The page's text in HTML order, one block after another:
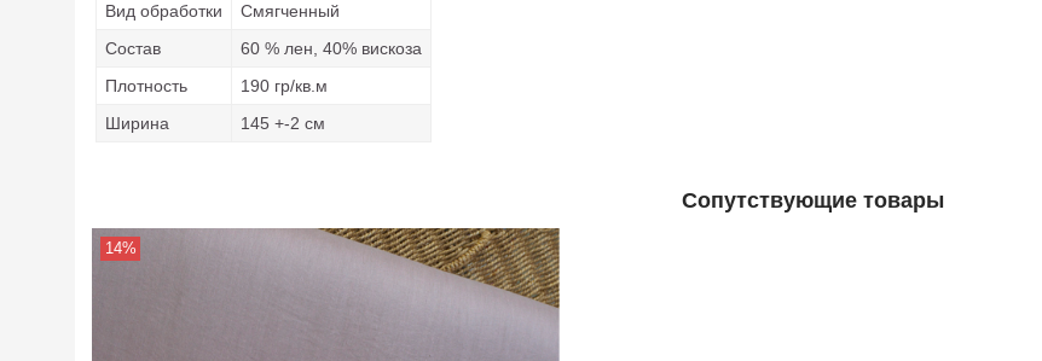
Вид обработки
Смягченный
Состав
60 % лен, 40% вискоза
Плотность
190 гр/кв.м
Ширина
145 +-2 см
Сопутствующие товары
14%